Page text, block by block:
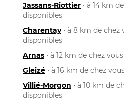
Jassans-Riottier • à 14 km
disponibles
Charentay• à 8 km de chez
disponibles
Arnas • à 12 km de chez
Gleizé • à 16 km de chez
Villié-Morgon • à 10 km de
disponibles